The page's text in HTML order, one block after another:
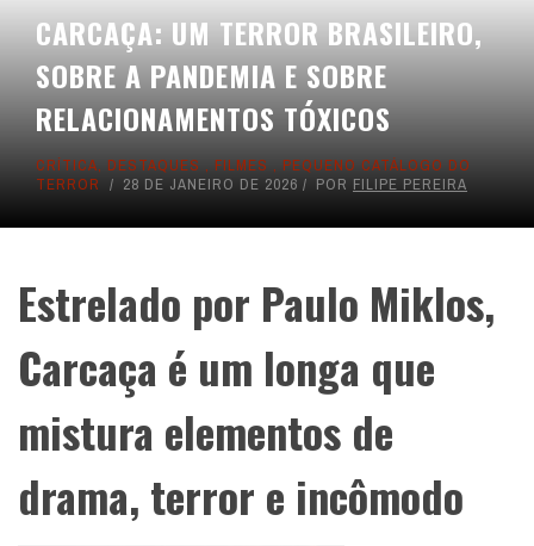
CARCAÇA: UM TERROR BRASILEIRO,
SOBRE A PANDEMIA E SOBRE
RELACIONAMENTOS TÓXICOS
CRÍTICA, DESTAQUES , FILMES , PEQUENO CATÁLOGO DO
TERROR
28 DE JANEIRO DE 2026 POR FILIPE PEREIRA
Estrelado por Paulo Miklos,
Carcaça é um longa que
mistura elementos de
drama, terror e incômodo